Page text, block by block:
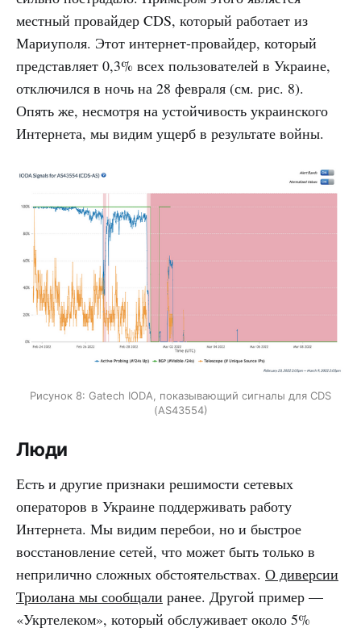
местный провайдер CDS, который работает из
Мариуполя. Этот интернет-провайдер, который
представляет 0,3% всех пользователей в Украине,
отключился в ночь на 28 февраля (см. рис. 8).
Опять же, несмотря на устойчивость украинского
Интернета, мы видим ущерб в результате войны.
Рисунок 8: Gatech IODA, показывающий сигналы для CDS
(AS43554)
Люди
Есть и другие признаки решимости сетевых
операторов в Украине поддерживать работу
Интернета. Мы видим перебои, но и быстрое
восстановление сетей, что может быть только в
неприлично сложных обстоятельствах. О диверсии
Триолана мы сообщали ранее. Другой пример —
«Укртелеком», который обслуживает около 5%